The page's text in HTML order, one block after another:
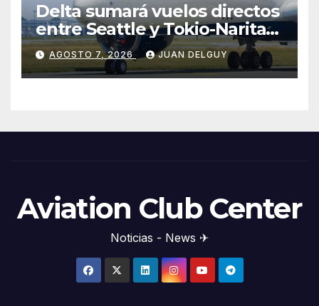
Delta sumará vuelos directos
entre Seattle y Tokio-Narita
desde marzo de 2027
AGOSTO 7, 2026 JUAN DELGUY
Aviation Club Center
Noticias - News ✈